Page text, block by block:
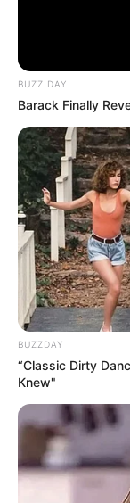
BUZZ DAY
Barack Finally
BUZZDAY
“Classic Dirty
Knew"